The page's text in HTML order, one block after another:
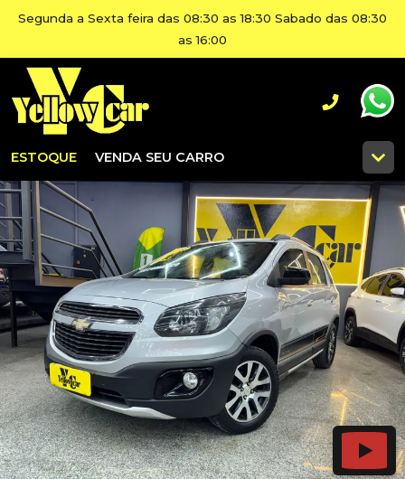
Segunda a Sexta feira das 08:30 as 18:30 Sabado das 08:30
as 16:00
ESTOQUE VENDA SEU CARRO